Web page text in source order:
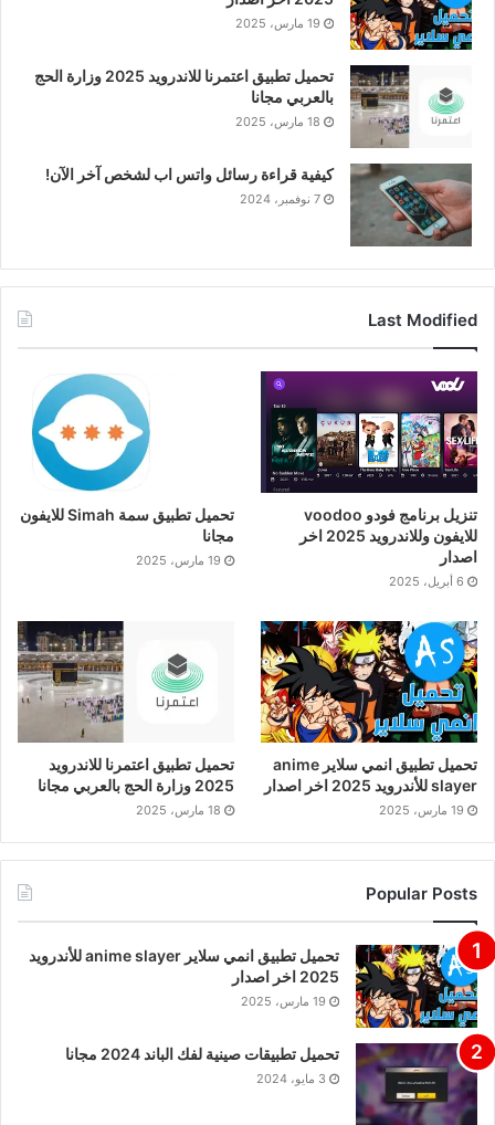
19 مارس، 2025
تحميل تطبيق اعتمرنا للاندرويد 2025 وزارة الحج
بالعربي مجانا
18 مارس، 2025
كيفية قراءة رسائل واتس اب لشخص آخر الآن!
7 نوفمبر، 2024
Last Modified
تنزيل برنامج فودو voodoo
للايفون وللاندرويد 2025 اخر
اصدار
6 أبريل، 2025
تحميل تطبيق سمة Simah للايفون
مجانا
19 مارس، 2025
تحميل تطبيق انمي سلاير anime
slayer للأندرويد 2025 اخر اصدار
19 مارس، 2025
تحميل تطبيق اعتمرنا للاندرويد
2025 وزارة الحج بالعربي مجانا
18 مارس، 2025
Popular Posts
تحميل تطبيق انمي سلاير anime slayer للأندرويد
2025 اخر اصدار
19 مارس، 2025
تحميل تطبيقات صينية لفك الباند 2024 مجانا
3 مايو، 2024